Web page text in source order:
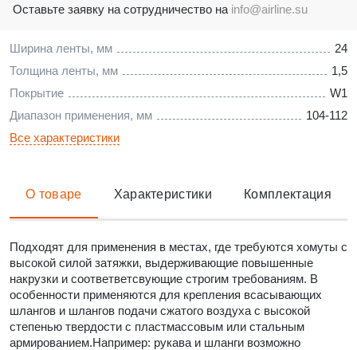
Ширина ленты, мм
24
Толщина ленты, мм
1,5
Покрытие
W1
Диапазон применения, мм
104-112
Все характеристики
Оставьте заявку на сотрудничество на info@airline.su
О товаре Характеристики Комплектация
Подходят для применения в местах, где требуются хомуты c
высокой силой затяжки, выдерживающие повышенные
накрузки и соответветсвующие строгим требованиям. В
особенности применяются для крепления всасывающих
шлангов и шлангов подачи сжатого воздуха с высокой
степенью твердости с пластмассовым или стальным
армированием.Например: рукава и шланги возможно